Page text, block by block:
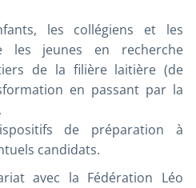
les collégiens et les
les jeunes en recherche
de la filière laitière (de
en passant par la
de préparation à
candidats.
avec la Fédération Léo